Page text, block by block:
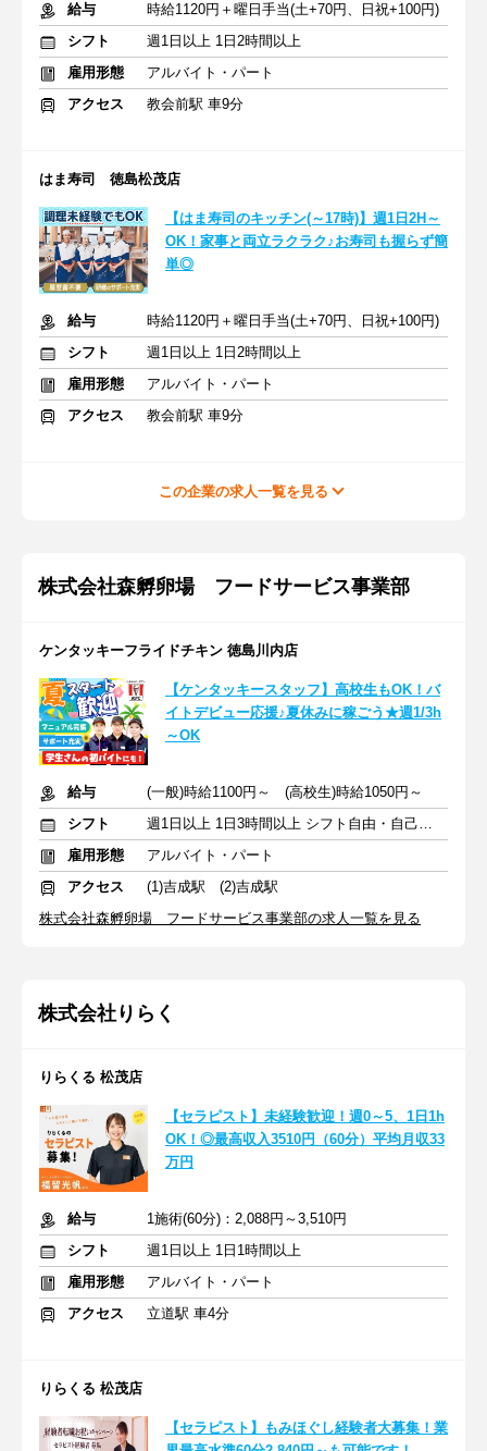
給与
時給1120円＋曜日手当(土+70円、日祝+100円)
シフト
週1日以上 1日2時間以上
雇用形態
アルバイト・パート
アクセス
教会前駅 車9分
はま寿司 徳島松茂店
【はま寿司のキッチン(～17時)】週1日2H～
OK！家事と両立ラクラク♪お寿司も握らず簡
単◎
給与
時給1120円＋曜日手当(土+70円、日祝+100円)
シフト
週1日以上 1日2時間以上
雇用形態
アルバイト・パート
アクセス
教会前駅 車9分
この企業の求人一覧を見る
株式会社森孵卵場 フードサービス事業部
ケンタッキーフライドチキン 徳島川内店
【ケンタッキースタッフ】高校生もOK！バ
イトデビュー応援♪夏休みに稼ごう★週1/3h
～OK
給与
(一般)時給1100円～ (高校生)時給1050円～
シフト
週1日以上 1日3時間以上 シフト自由・自己申告
雇用形態
アルバイト・パート
アクセス
(1)吉成駅 (2)吉成駅
株式会社森孵卵場 フードサービス事業部の求人一覧を見る
株式会社りらく
りらくる 松茂店
【セラピスト】未経験歓迎！週0～5、1日1h
OK！◎最高収入3510円（60分）平均月収33
万円
給与
1施術(60分)：2,088円～3,510円
シフト
週1日以上 1日1時間以上
雇用形態
アルバイト・パート
アクセス
立道駅 車4分
りらくる 松茂店
【セラピスト】もみほぐし経験者大募集！業